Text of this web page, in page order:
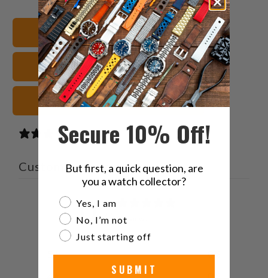
su
Twitter
on
Facebook
su
Pinterest
to
a
friend
24mm Cinturini orologio
Apple Watch Cinturini orologio
marroni Cinturini orologio
0 reviews
Customer reviews
0 / 50 reviews
0%
Secure 10% Off!
But first, a quick question, are
you a watch collector?
Are you a watch collector?
Yes, I am
No, I’m not
Just starting off
SUBMIT